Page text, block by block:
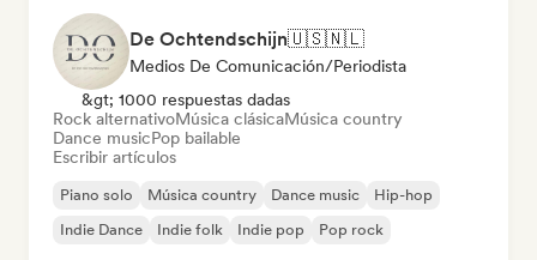
De Ochtendschijn🇺🇸🇳🇱
Medios De Comunicación/Periodista
&gt; 1000 respuestas dadas
Rock alternativoMúsica clásicaMúsica country
Dance musicPop bailable
Escribir artículos
Piano solo Música country Dance music
Hip-hop
Indie Dance
Indie folk Indie pop Pop rock